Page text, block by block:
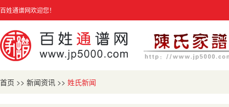
百姓通谱网欢迎您！
首页 >> 新闻资讯 >> 姓氏新闻